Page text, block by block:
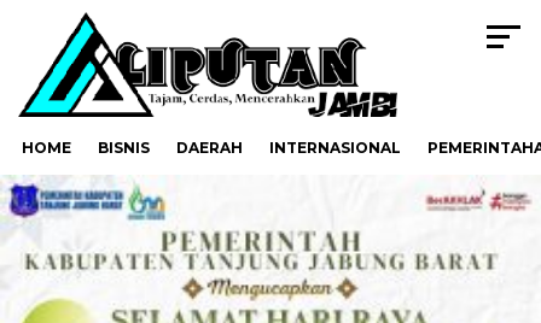
HOME BISNIS DAERAH INTERNASIONAL